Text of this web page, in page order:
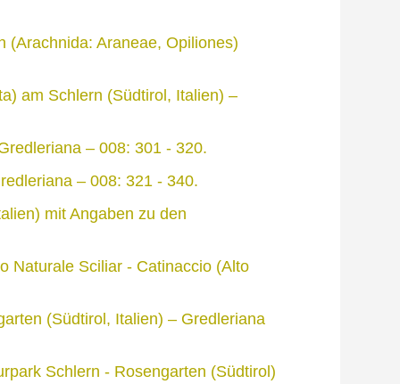
(Arachnida: Araneae, Opiliones)
am Schlern (Südtirol, Italien) –
– 008: 301 - 320.
– 008: 321 - 340.
mit Angaben zu den
Naturale Sciliar - Catinaccio (Alto
(Südtirol, Italien) – Gredleriana
Schlern - Rosengarten (Südtirol)